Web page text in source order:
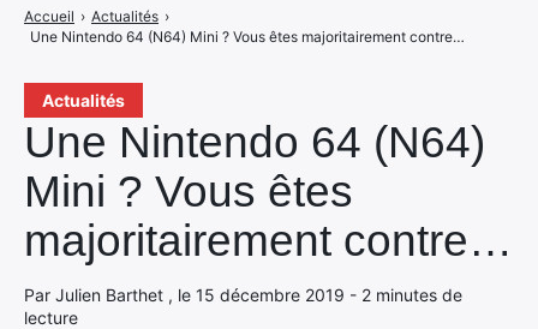
Actualités
Une Nintendo 64 (N64)
Mini ? Vous êtes
majoritairement contre…
Par Julien Barthet , le 15 décembre 2019 - 2 minutes de
lecture
Accueil › Actualités ›
Une Nintendo 64 (N64) Mini ? Vous êtes majoritairement contre…